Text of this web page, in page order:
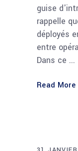
guise
rappelle
déployés
entre
Dans ce
Read More